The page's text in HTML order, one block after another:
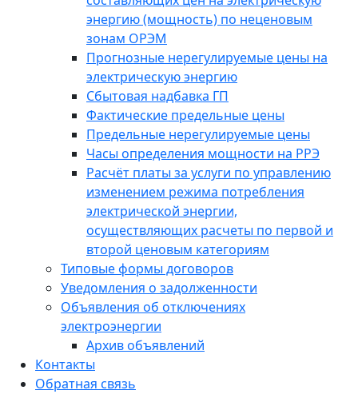
энергию (мощность) по неценовым
зонам ОРЭМ
Прогнозные нерегулируемые цены на
электрическую энергию
Сбытовая надбавка ГП
Фактические предельные цены
Предельные нерегулируемые цены
Часы определения мощности на РРЭ
Расчёт платы за услуги по управлению
изменением режима потребления
электрической энергии,
осуществляющих расчеты по первой и
второй ценовым категориям
Типовые формы договоров
Уведомления о задолженности
Объявления об отключениях
электроэнергии
Архив объявлений
Контакты
Обратная связь